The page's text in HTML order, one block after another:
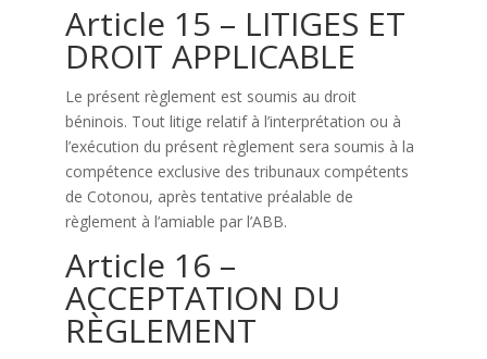
Article 15 – LITIGES ET
DROIT APPLICABLE
Le présent règlement est soumis au droit
béninois. Tout litige relatif à l’interprétation ou à
l’exécution du présent règlement sera soumis à la
compétence exclusive des tribunaux compétents
de Cotonou, après tentative préalable de
règlement à l’amiable par l’ABB.
Article 16 –
ACCEPTATION DU
RÈGLEMENT